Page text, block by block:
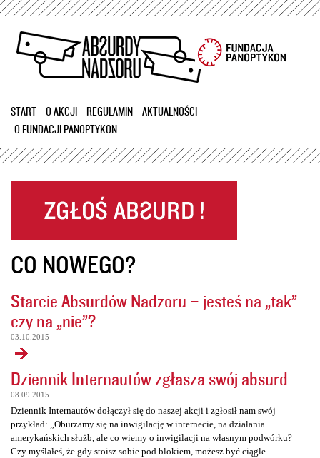
Przejdź
treści
START O AKCJI REGULAMIN
AKTUALNOŚCI
O FUNDACJI PANOPTYKON
CO NOWEGO?
Starcie Absurdów Nadzoru – jesteś na „tak”
czy na „nie”?
03.10.2015
Dziennik Internautów zgłasza swój absurd
08.09.2015
Dziennik Internautów dołączył się do naszej akcji i zgłosił nam swój
przykład: „Oburzamy się na inwigilację w internecie, na działania
amerykańskich służb, ale co wiemy o inwigilacji na własnym podwórku?
Czy myślałeś, że gdy stoisz sobie pod blokiem, możesz być ciągle